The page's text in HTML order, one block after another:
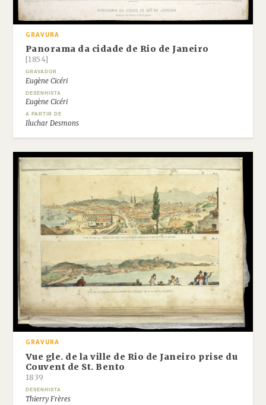
GRAVURA
Panorama da cidade de Rio de Janeiro
[1854]
GRAVADOR
Eugène Cicéri
DESENHISTA
Eugène Cicéri
A PARTIR DE
Iluchar Desmons
GRAVURA
Vue gle. de la ville de Rio de Janeiro prise du
Couvent de St. Bento
1839
DESENHISTA
Thierry Frères